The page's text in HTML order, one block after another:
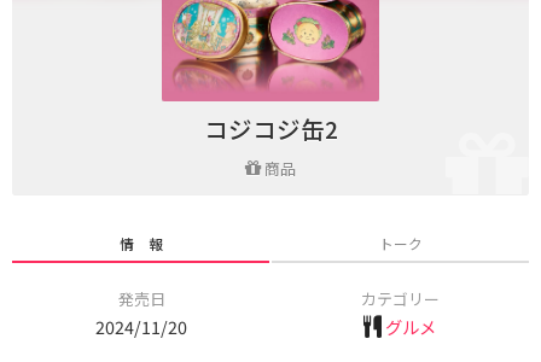
コジコジ缶2
商品
情 報 トーク
発売日
2024/11/20
カテゴリー
グルメ